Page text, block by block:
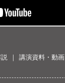
講演資料・動画